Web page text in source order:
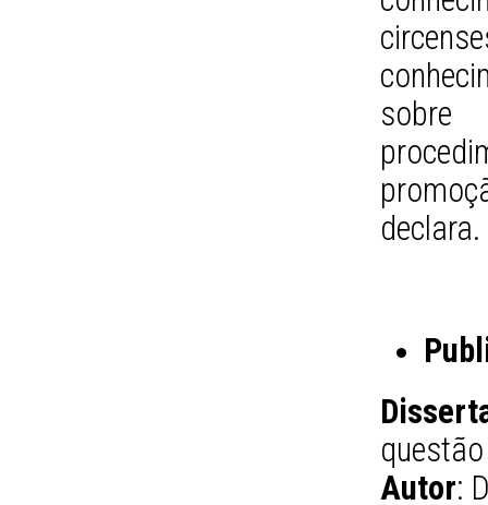
declara.
Autor: